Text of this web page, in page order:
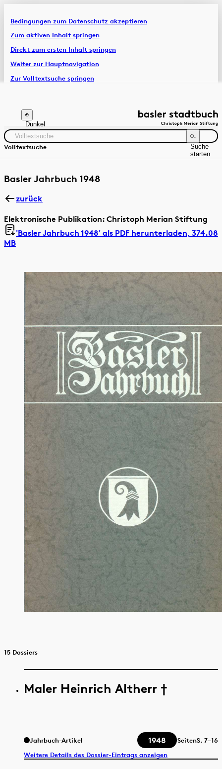
Bedingungen zum Datenschutz akzeptieren
Zum aktiven Inhalt springen
Direkt zum ersten Inhalt springen
Weiter zur Hauptnavigation
Zur Volltextsuche springen
Artikel & Dossiers
Chronik
Dunkel
Volltextsuche
Suche
starten
Zeitraum Autor:in
Basler Jahrbuch 1948
zurück
Elektronische Publikation: Christoph Merian Stiftung
'Basler Jahrbuch 1948' als PDF herunterladen, 374.08
MB
15 Dossiers
Maler Heinrich Altherr †
Jahrbuch-Artikel 1948 SeitenS. 7–16
Weitere Details des Dossier-Eintrags anzeigen